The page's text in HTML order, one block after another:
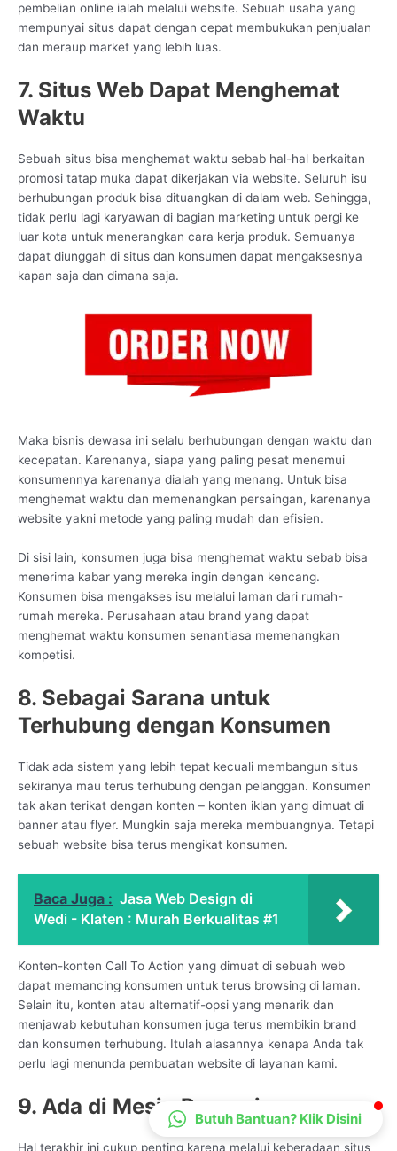
pembelian online ialah melalui website. Sebuah usaha yang
mempunyai situs dapat dengan cepat membukukan penjualan
dan meraup market yang lebih luas.
7. Situs Web Dapat Menghemat
Waktu
Sebuah situs bisa menghemat waktu sebab hal-hal berkaitan
promosi tatap muka dapat dikerjakan via website. Seluruh isu
berhubungan produk bisa dituangkan di dalam web. Sehingga,
tidak perlu lagi karyawan di bagian marketing untuk pergi ke
luar kota untuk menerangkan cara kerja produk. Semuanya
dapat diunggah di situs dan konsumen dapat mengaksesnya
kapan saja dan dimana saja.
Maka bisnis dewasa ini selalu berhubungan dengan waktu dan
kecepatan. Karenanya, siapa yang paling pesat menemui
konsumennya karenanya dialah yang menang. Untuk bisa
menghemat waktu dan memenangkan persaingan, karenanya
website yakni metode yang paling mudah dan efisien.
Di sisi lain, konsumen juga bisa menghemat waktu sebab bisa
menerima kabar yang mereka ingin dengan kencang.
Konsumen bisa mengakses isu melalui laman dari rumah-
rumah mereka. Perusahaan atau brand yang dapat
menghemat waktu konsumen senantiasa memenangkan
kompetisi.
8. Sebagai Sarana untuk
Terhubung dengan Konsumen
Tidak ada sistem yang lebih tepat kecuali membangun situs
sekiranya mau terus terhubung dengan pelanggan. Konsumen
tak akan terikat dengan konten – konten iklan yang dimuat di
banner atau flyer. Mungkin saja mereka membuangnya. Tetapi
sebuah website bisa terus mengikat konsumen.
Baca Juga : Jasa Web Design di
Wedi - Klaten : Murah Berkualitas #1
Konten-konten Call To Action yang dimuat di sebuah web
dapat memancing konsumen untuk terus browsing di laman.
Selain itu, konten atau alternatif-opsi yang menarik dan
menjawab kebutuhan konsumen juga terus membikin brand
dan konsumen terhubung. Itulah alasannya kenapa Anda tak
perlu lagi menunda pembuatan website di layanan kami.
9. Ada di Mesin Pencarian
Hal terakhir ini cukup penting karena melalui keberadaan situs
CS Lenteraweb
Online
Butuh Bantuan? Klik Disini